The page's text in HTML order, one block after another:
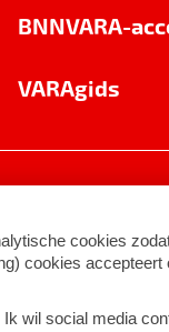
BNNVARA-
VARAgids
©2026